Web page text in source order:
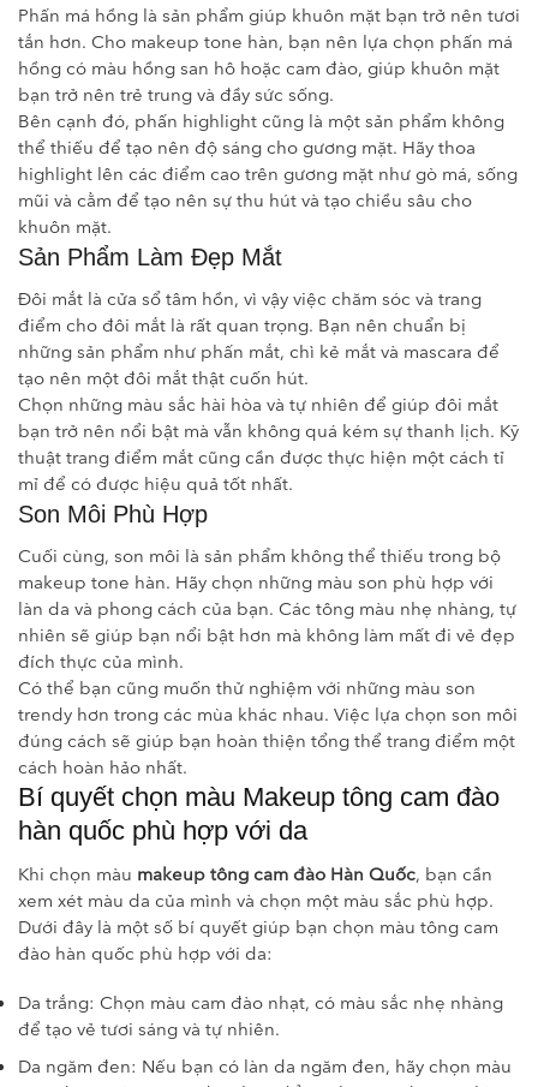
Phấn má hồng là sản phẩm giúp khuôn mặt bạn trở nên tươi
tắn hơn. Cho makeup tone hàn, bạn nên lựa chọn phấn má
hồng có màu hồng san hô hoặc cam đào, giúp khuôn mặt
bạn trở nên trẻ trung và đầy sức sống.
Bên cạnh đó, phấn highlight cũng là một sản phẩm không
thể thiếu để tạo nên độ sáng cho gương mặt. Hãy thoa
highlight lên các điểm cao trên gương mặt như gò má, sống
mũi và cằm để tạo nên sự thu hút và tạo chiều sâu cho
khuôn mặt.
Sản Phẩm Làm Đẹp Mắt
Đôi mắt là cửa sổ tâm hồn, vì vậy việc chăm sóc và trang
điểm cho đôi mắt là rất quan trọng. Bạn nên chuẩn bị
những sản phẩm như phấn mắt, chì kẻ mắt và mascara để
tạo nên một đôi mắt thật cuốn hút.
Chọn những màu sắc hài hòa và tự nhiên để giúp đôi mắt
bạn trở nên nổi bật mà vẫn không quá kém sự thanh lịch. Kỹ
thuật trang điểm mắt cũng cần được thực hiện một cách tỉ
mỉ để có được hiệu quả tốt nhất.
Son Môi Phù Hợp
Cuối cùng, son môi là sản phẩm không thể thiếu trong bộ
makeup tone hàn. Hãy chọn những màu son phù hợp với
làn da và phong cách của bạn. Các tông màu nhẹ nhàng, tự
nhiên sẽ giúp bạn nổi bật hơn mà không làm mất đi vẻ đẹp
đích thực của mình.
Có thể bạn cũng muốn thử nghiệm với những màu son
trendy hơn trong các mùa khác nhau. Việc lựa chọn son môi
đúng cách sẽ giúp bạn hoàn thiện tổng thể trang điểm một
cách hoàn hảo nhất.
Bí quyết chọn màu Makeup tông cam đào
hàn quốc phù hợp với da
Khi chọn màu makeup tông cam đào Hàn Quốc, bạn cần
xem xét màu da của mình và chọn một màu sắc phù hợp.
Dưới đây là một số bí quyết giúp bạn chọn màu tông cam
đào hàn quốc phù hợp với da:
Da trắng: Chọn màu cam đào nhạt, có màu sắc nhẹ nhàng
để tạo vẻ tươi sáng và tự nhiên.
Da ngăm đen: Nếu bạn có làn da ngăm đen, hãy chọn màu